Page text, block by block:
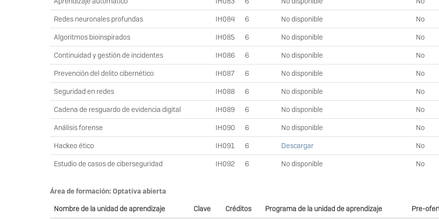
Redes neuronales profundas IH084 6 No disponible No
Algoritmos bioinspirados IH085 6 No disponible No
Continuidad y gestión de incidentes IH086 6 No disponible No
Prevención del delito cibernético IH087 6 No disponible No
Seguridad en redes IH088 6 No disponible No
Cadena de resguardo de evidencia digital IH089 6 No disponible No
Análisis forense IH090 6 No disponible No
Hackeo ético IH091 6 Descargar No
Estudio de casos de ciberseguridad IH092 6 No disponible No
Área de formación: Optativa abierta
Nombre de la unidad de aprendizaje
Clave Créditos Programa de la unidad de aprendizaje Pre-